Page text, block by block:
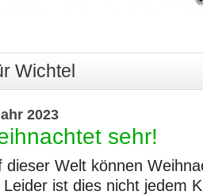
Wichtel
2023
sehr!
dieser Welt können
ist dies nicht jedem